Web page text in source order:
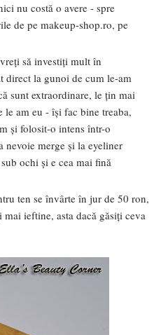
nu costă o avere - spre
de pe makeup-shop.ro, pe
să investiți mult în
direct la gunoi de cum le-am
sunt extraordinare, le țin mai
am eu - își fac bine treaba,
și folosit-o intens într-o
nevoie merge și la eyeliner
ochi și e cea mai fină
ten se învârte în jur de 50 ron,
ieftine, asta dacă găsiți ceva